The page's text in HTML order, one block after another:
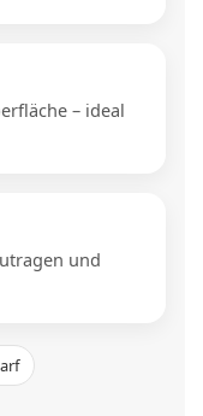
– ideal
und